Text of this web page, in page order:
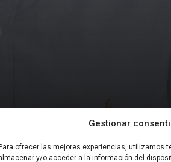
Gestionar
Para ofrecer las mejores experiencias, utilizamos
y/o acceder a la información del
Tecnologías Digitales